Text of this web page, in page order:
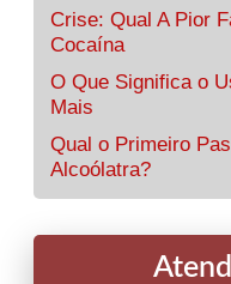
Crise: Qual A Pior
Cocaína
O Que Significa o
Mais
Qual o Primeiro
Alcoólatra?